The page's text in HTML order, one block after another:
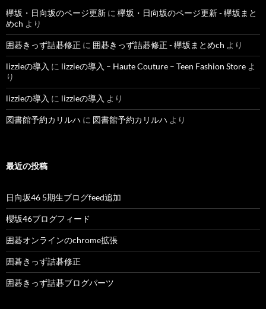
欅坂・日向坂のページ更新 に 欅坂・日向坂のページ更新 - 欅坂まと
めch より
囲碁きっず詰碁修正 に 囲碁きっず詰碁修正 - 欅坂まとめch より
lizzieの導入 に lizzieの導入 – Haute Couture – Teen Fashion Store よ
り
lizzieの導入 に lizzieの導入 より
図書館予約カリルハ に 図書館予約カリルハ より
最近の投稿
日向坂46 5期生ブログfeed追加
櫻坂46ブログフィード
囲碁オンラインのchrome拡張
囲碁きっず詰碁修正
囲碁きっず詰碁ブログパーツ